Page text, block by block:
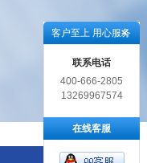
客户至上 用心服务
联系电话
400-666-2805
13269967574
在线客服